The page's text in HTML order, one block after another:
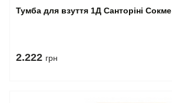
Тумба для взуття 1Д Санторіні Сокме
2.222 грн